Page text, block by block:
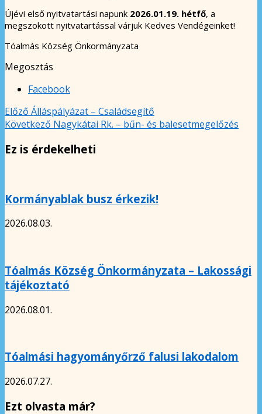
Újévi első nyitvatartási napunk 2026.01.19. hétfő, a
megszokott nyitvatartással várjuk Kedves Vendégeinket!
Tóalmás Község Önkormányzata
Megosztás
Facebook
Előző Álláspályázat – Családsegítő
Következő Nagykátai Rk. – bűn- és balesetmegelőzés
Ez is érdekelheti
Kormányablak busz érkezik!
2026.08.03.
Tóalmás Község Önkormányzata – Lakossági
tájékoztató
2026.08.01.
Tóalmási hagyományőrző falusi lakodalom
2026.07.27.
Ezt olvasta már?